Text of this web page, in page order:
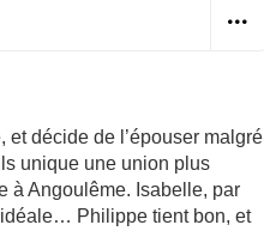
décide de l’épouser malgré
unique une union plus
à Angoulême. Isabelle, par
idéale… Philippe tient bon, et